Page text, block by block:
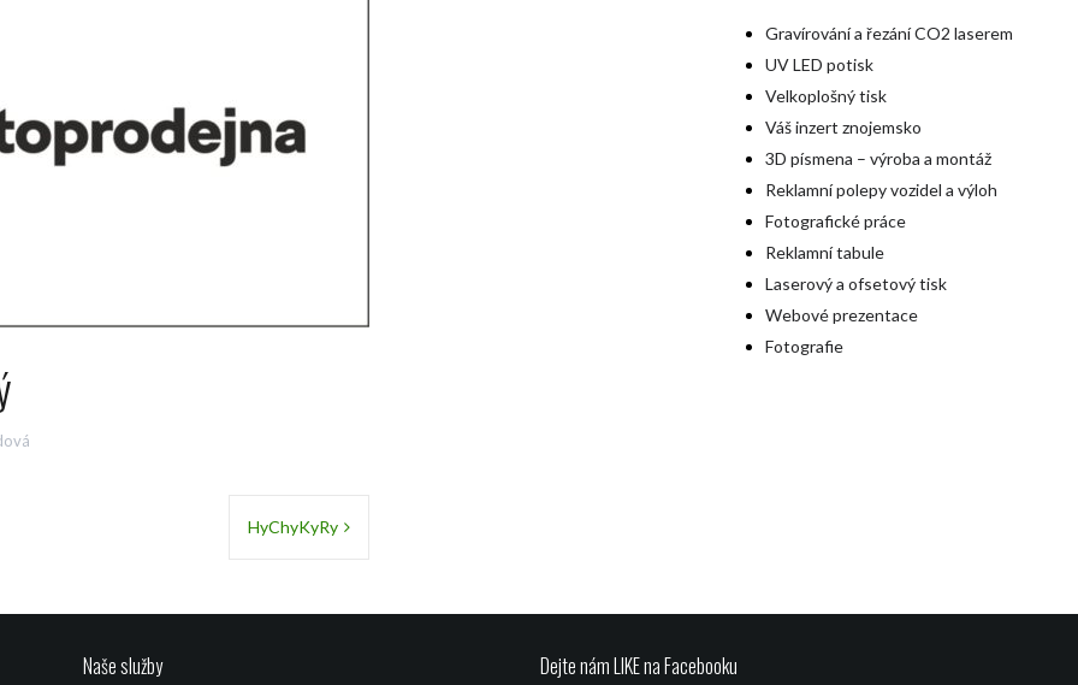
HyChyKyRy
Gravírování a řezání CO2 laserem
UV LED potisk
Velkoplošný tisk
Váš inzert znojemsko
3D písmena – výroba a montáž
Reklamní polepy vozidel a výloh
Fotografické práce
Reklamní tabule
Laserový a ofsetový tisk
Webové prezentace
Fotografie
Naše služby Dejte nám LIKE na Facebooku